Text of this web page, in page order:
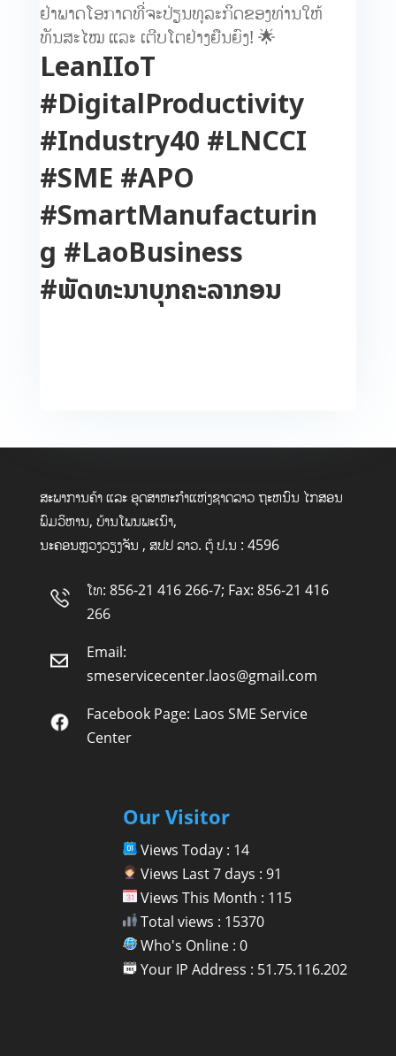
ຢ່າພາດໂອກາດທີ່ຈະປ່ຽນທຸລະກິດຂອງທ່ານໃຫ້
ທັນສະໄໝ ແລະ ເຕີບໂຕຢ່າງຍືນຍົງ! 🌟
LeanIIoT
#DigitalProductivity
#Industry40 #LNCCI
#SME #APO
#SmartManufacturin
g #LaoBusiness
#ພັດທະນາບຸກຄະລາກອນ
ສະພາການຄ້າ ແລະ ອຸດສາຫະກໍາແຫ່ງຊາດລາວ ຖະຫນົນ ໄກສອນ
ພົມວິຫານ, ບ້ານໂພນພະເນົາ,
ນະຄອນຫຼວງວຽງຈັນ , ສປປ ລາວ. ຕູ້ ປ.ນ : 4596
ໂທ: 856-21 416 266-7; Fax: 856-21 416
266
Email:
smeservicecenter.laos@gmail.com
Facebook Page: Laos SME Service
Center
Our Visitor
Views Today : 14
Views Last 7 days : 91
Views This Month : 115
Total views : 15370
Who's Online : 0
Your IP Address : 51.75.116.202